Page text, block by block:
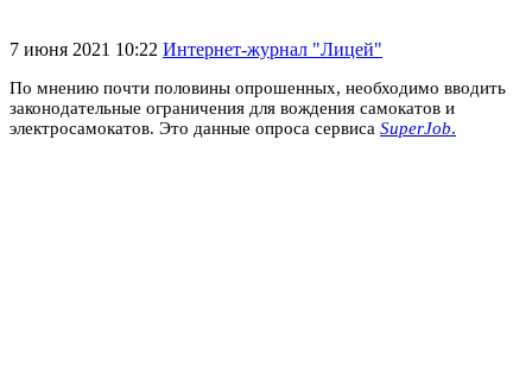
7 июня 2021 10:22 Интернет-журнал "Лицей"
По мнению почти половины опрошенных, необходимо вводить
законодательные ограничения для вождения самокатов и
электросамокатов. Это данные опроса сервиса SuperJob.